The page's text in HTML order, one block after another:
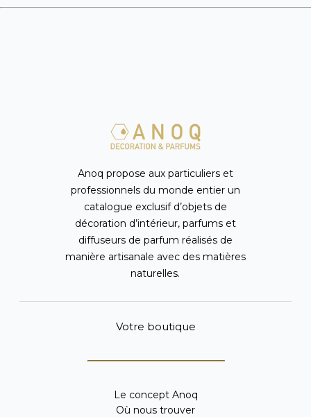
Anoq propose aux particuliers et
professionnels du monde entier un
catalogue exclusif d’objets de
décoration d’intérieur, parfums et
diffuseurs de parfum réalisés de
manière artisanale avec des matières
naturelles.
Votre boutique
Le concept Anoq
Où nous trouver